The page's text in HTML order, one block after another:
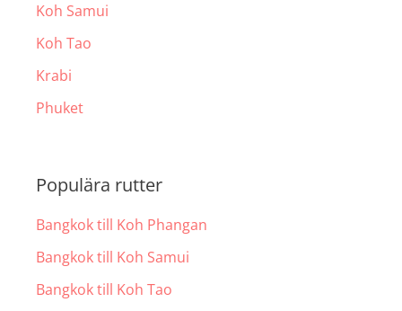
Koh Samui
Koh Tao
Krabi
Phuket
Populära rutter
Bangkok till Koh Phangan
Bangkok till Koh Samui
Bangkok till Koh Tao